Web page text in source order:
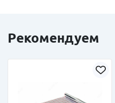
Рекомендуем